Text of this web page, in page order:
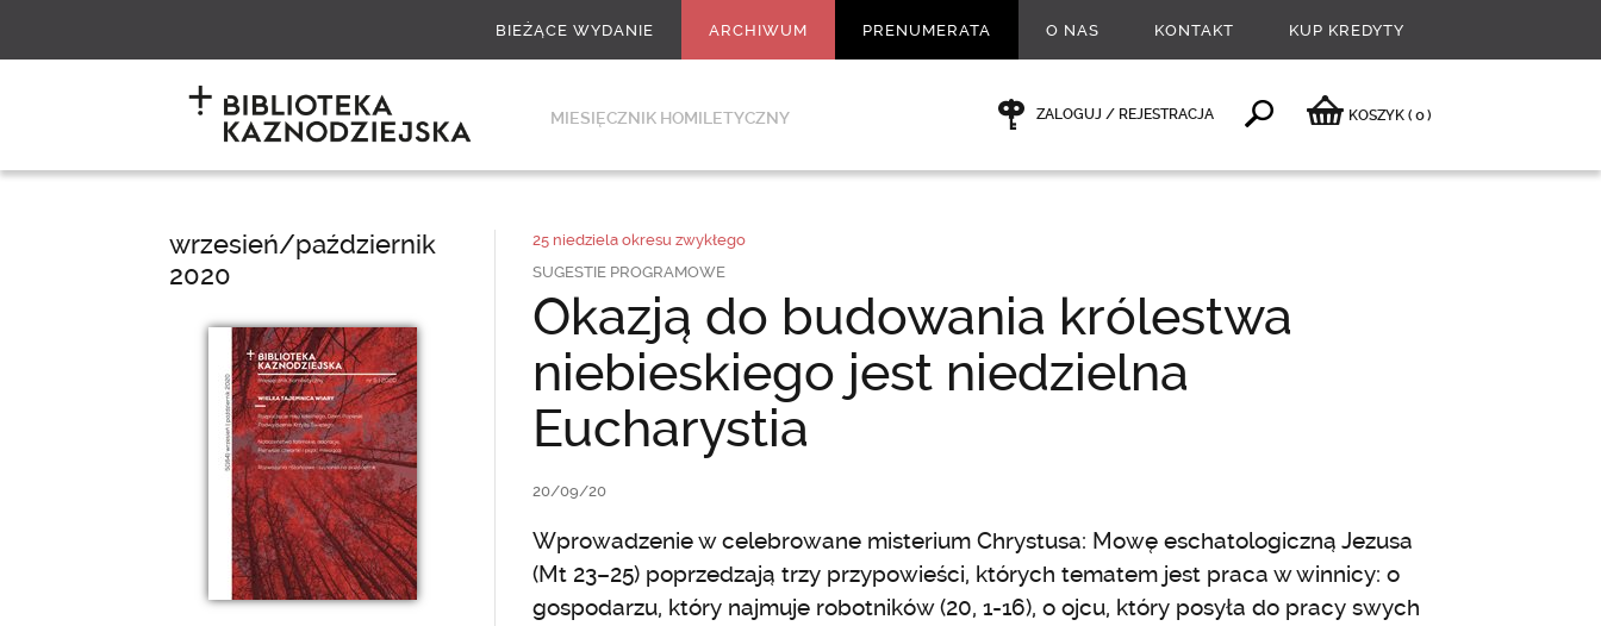
BIEŻĄCE WYDANIE ARCHIWUM PRENUMERATA O NAS KONTAKT KUP KREDYTY
MIESIĘCZNIK HOMILETYCZNY ZALOGUJ / REJESTRACJA KOSZYK ( 0)
wrzesień/październik
2020
25 niedziela okresu zwykłego
SUGESTIE PROGRAMOWE
Okazją do budowania królestwa
niebieskiego jest niedzielna
Eucharystia
20/09/20
Wprowadzenie w celebrowane misterium Chrystusa: Mowę eschatologiczną Jezusa
(Mt 23–25) poprzedzają trzy przypowieści, których tematem jest praca w winnicy: o
gospodarzu, który najmuje robotników (20, 1-16), o ojcu, który posyła do pracy swych